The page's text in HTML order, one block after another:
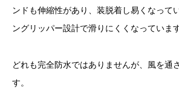
ンドも伸縮性があり、装脱着し易くなって
ングリッパー設計で滑りにくくなっています
どれも完全防水ではありませんが、風を通
す。